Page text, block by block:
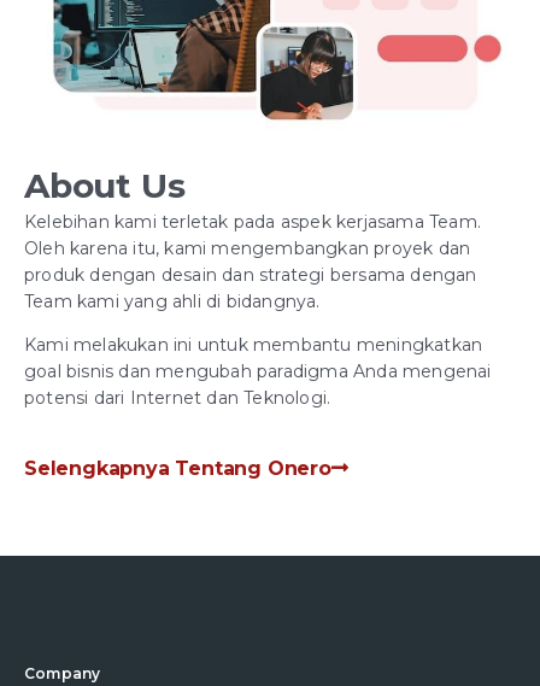
About Us
Kelebihan kami terletak pada aspek kerjasama Team.
Oleh karena itu, kami mengembangkan proyek dan
produk dengan desain dan strategi bersama dengan
Team kami yang ahli di bidangnya.
Kami melakukan ini untuk membantu meningkatkan
goal bisnis dan mengubah paradigma Anda mengenai
potensi dari Internet dan Teknologi.
Selengkapnya Tentang Onero
Company